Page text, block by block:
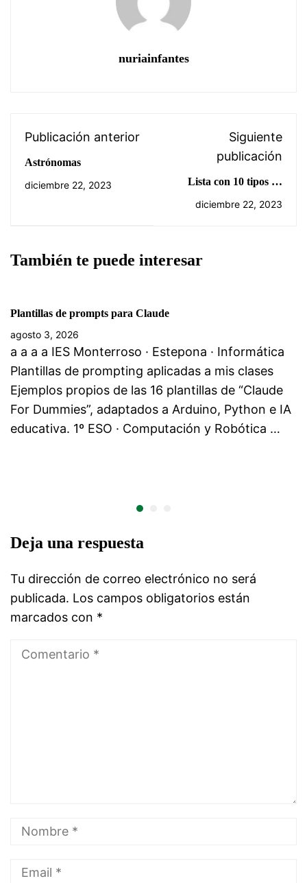
nuriainfantes
Publicación anterior
Astrónomas
diciembre 22, 2023
Siguiente
publicación
Lista con 10 tipos de
células procariotas
diciembre 22, 2023
También te puede interesar
Plantillas de prompts para Claude
agosto 3, 2026
a a a a IES Monterroso · Estepona · Informática
Plantillas de prompting aplicadas a mis clases
Ejemplos propios de las 16 plantillas de “Claude
For Dummies”, adaptados a Arduino, Python e IA
educativa. 1º ESO · Computación y Robótica …
Deja una respuesta
Tu dirección de correo electrónico no será
publicada. Los campos obligatorios están
marcados con *